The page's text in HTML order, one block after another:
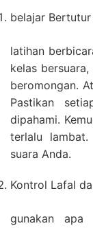
belajar Bertutur
latihan
kelas
beromongan.
Pastikan
dipahami.
terlalu
suara Anda.
Kontrol Lafal
gunakan